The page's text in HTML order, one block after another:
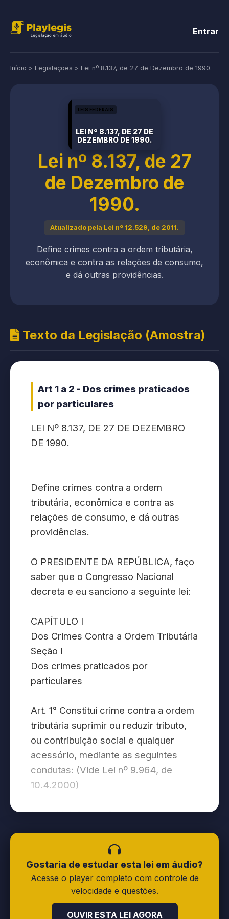
Entrar
Início > Legislações > Lei nº 8.137, de 27 de Dezembro de 1990.
LEIS FEDERAIS
LEI Nº 8.137, DE 27 DE
DEZEMBRO DE 1990.
Lei nº 8.137, de 27
de Dezembro de
1990.
Atualizado pela Lei nº 12.529, de 2011.
Define crimes contra a ordem tributária,
econômica e contra as relações de consumo,
e dá outras providências.
Texto da Legislação (Amostra)
Art 1 a 2 - Dos crimes praticados
por particulares
LEI Nº 8.137, DE 27 DE DEZEMBRO
DE 1990.
Define crimes contra a ordem
tributária, econômica e contra as
relações de consumo, e dá outras
providências.
O PRESIDENTE DA REPÚBLICA, faço
saber que o Congresso Nacional
decreta e eu sanciono a seguinte lei:
CAPÍTULO I
Dos Crimes Contra a Ordem Tributária
Seção I
Dos crimes praticados por
particulares
Art. 1° Constitui crime contra a ordem
tributária suprimir ou reduzir tributo,
ou contribuição social e qualquer
acessório, mediante as seguintes
condutas: (Vide Lei nº 9.964, de
10.4.2000)
I - omitir informação, ou prestar
II - fraudar a fiscalização tributária,
inserindo elementos inexatos, ou
omitindo operação de qualquer
Gostaria de estudar esta lei em áudio?
Acesse o player completo com controle de
velocidade e questões.
OUVIR ESTA LEI AGORA